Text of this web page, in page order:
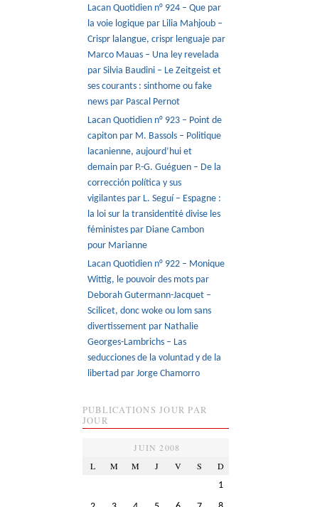
Lacan Quotidien n° 924 – Que par
la voie logique par Lilia Mahjoub –
Crispr lalangue, crispr lenguaje par
Marco Mauas – Una ley revelada
par Silvia Baudini – Le Zeitgeist et
ses courants : sinthome ou fake
news par Pascal Pernot
Lacan Quotidien n° 923 – Point de
capiton par M. Bassols – Politique
lacanienne, aujourd’hui et
demain par P.-G. Guéguen – De la
corrección política y sus
vigilantes par L. Seguí – Espagne :
la loi sur la transidentité divise les
féministes par Diane Cambon
pour Marianne
Lacan Quotidien n° 922 – Monique
Wittig, le pouvoir des mots par
Deborah Gutermann-Jacquet –
Scilicet, donc woke ou lom sans
divertissement par Nathalie
Georges-Lambrichs – Las
seducciones de la voluntad y de la
libertad par Jorge Chamorro
PUBLICATIONS JOUR PAR
JOUR
JUIN 2008
L
M M J V S D
1